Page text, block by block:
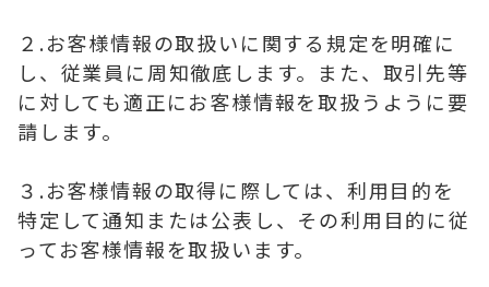
２.お客様情報の取扱いに関する規定を明確に
し、従業員に周知徹底します。また、取引先等
に対しても適正にお客様情報を取扱うように要
請します。
３.お客様情報の取得に際しては、利用目的を
特定して通知または公表し、その利用目的に従
ってお客様情報を取扱います。